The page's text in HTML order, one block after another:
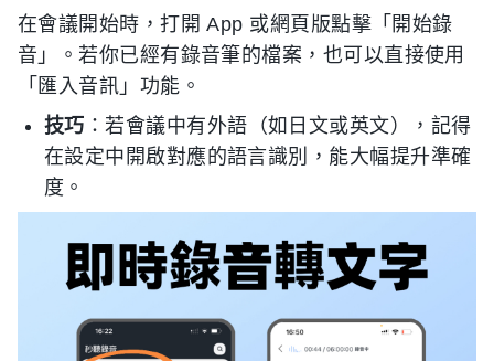
在會議開始時，打開 App 或網頁版點擊「開始錄
音」。若你已經有錄音筆的檔案，也可以直接使用
「匯入音訊」功能。
技巧 ：若會議中有外語（如日文或英文），記得
在設定中開啟對應的語言識別，能大幅提升準確
度。